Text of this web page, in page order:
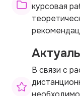
курсовая
В связи с